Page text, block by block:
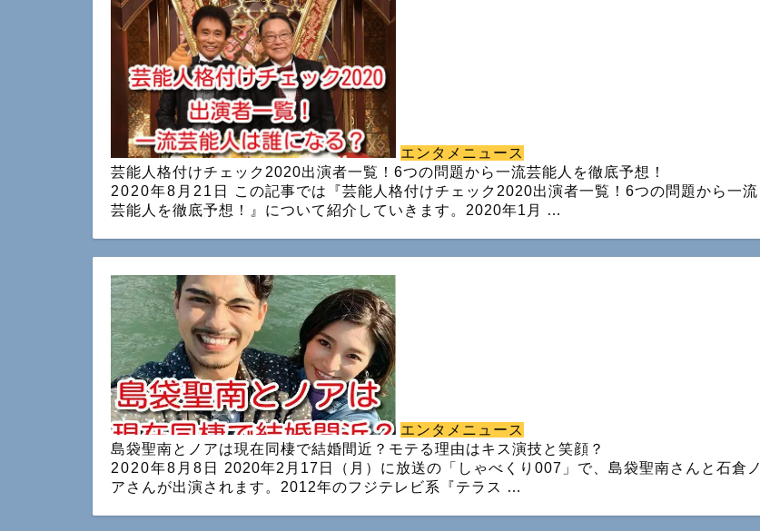
エンタメニュース
芸能人格付けチェック2020出演者一覧！6つの問題から一流芸能人を徹底予想！
2020年8月21日
この記事では『芸能人格付けチェック2020出演者一覧！6つの問題から一流
芸能人を徹底予想！』について紹介していきます。2020年1月 …
エンタメニュース
島袋聖南とノアは現在同棲で結婚間近？モテる理由はキス演技と笑顔？
2020年8月8日
2020年2月17日（月）に放送の「しゃべくり007」で、島袋聖南さんと石倉ノ
アさんが出演されます。2012年のフジテレビ系『テラス …